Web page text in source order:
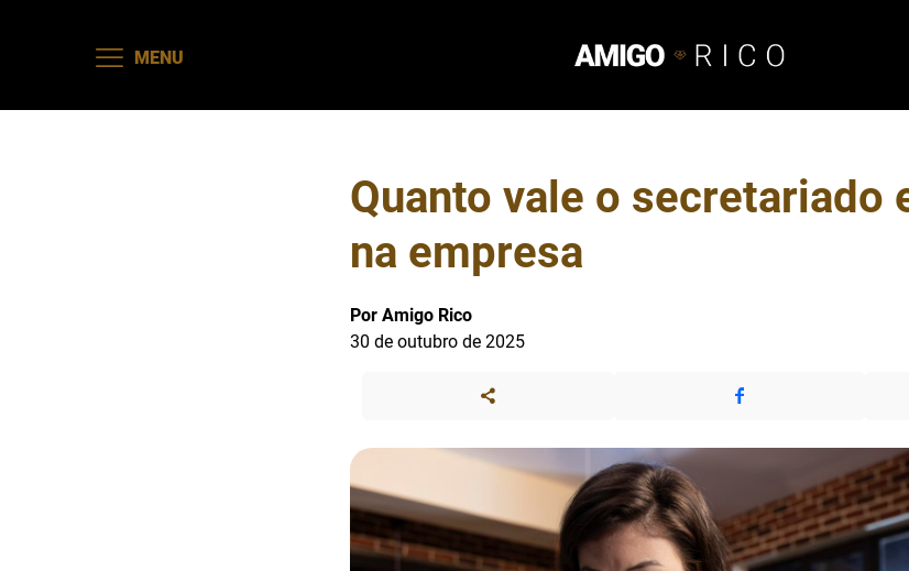
MENU
Quanto vale o secretariado
na empresa
Por Amigo Rico
30 de outubro de 2025